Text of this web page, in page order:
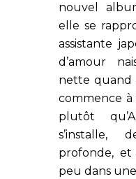
nouvel
elle se
assistante
d’amour
nette quand
commence
plutôt
profonde,
peu dans